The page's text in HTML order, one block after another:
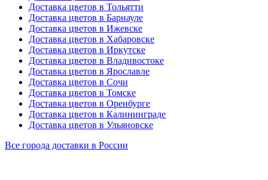
Доставка цветов в Тольятти
Доставка цветов в Барнауле
Доставка цветов в Ижевске
Доставка цветов в Хабаровске
Доставка цветов в Иркутске
Доставка цветов в Владивостоке
Доставка цветов в Ярославле
Доставка цветов в Сочи
Доставка цветов в Томске
Доставка цветов в Оренбурге
Доставка цветов в Калининграде
Доставка цветов в Ульяновске
Все города доставки в России